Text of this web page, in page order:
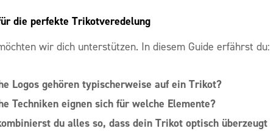
die perfekte Trikotveredelung
wir dich unterstützen. In diesem Guide erfährst du:
Logos gehören typischerweise auf ein Trikot?
Techniken eignen sich für welche Elemente?
du alles so, dass dein Trikot optisch überzeugt